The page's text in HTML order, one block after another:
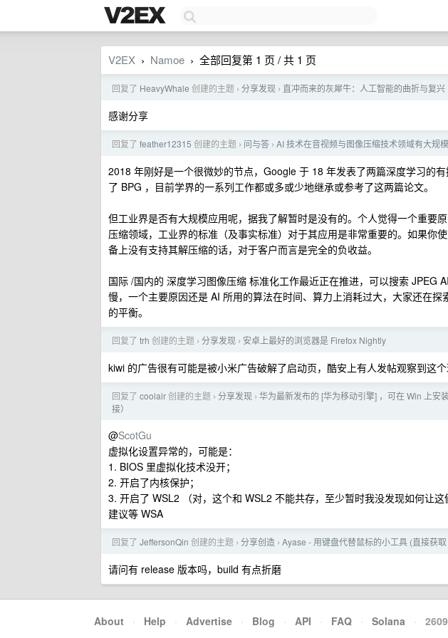
V2EX › Namoe › 全部回复第 1 页 / 共 1 页
回复了 HeavyWhale 创建的主题 › 分享发现 › 直冲而来的灰犀牛：人工智能的曲折与复兴
感谢分享
回复了 feather12315 创建的主题 › 问与答 › AI 技术在音视频与图像压缩技术领域有大规模
2018 年刚好是一个很微妙的节点，Google 于 18 年发表了两篇深度学习的
了 BPG ，目前学界的一系列工作都或多或少地继承或参考了这两篇论文。
但工业界是否有大规模应用呢，据我了解暂时是没有的。个人觉得一个重要
压缩领域，工业界的标准（及事实标准）对于其应用是非常重要的。如果你
备上没有支持其解压缩的话，对于客户而言是完全的负收益。
国际 /国内的 深度学习图像压缩 标准化工作最近正在推进，可以搜索 JPEG
慢，一个主要原因还是 AI 所用的算法在时间、算力上消耗过大，大家还在
的平衡。
回复了 trh 创建的主题 › 分享发现 › 安卓上最好的浏览器是 Firefox Nightly
kiwi 的广告很有可能是被小米广告破解了启动页，酷安上有人发帖观察到这
回复了 coolair创建的主题 › 分享发现 › 华为最新发布的 [华为移动引擎] ，可在 Win 上安
接）
@ScotGu
虚拟化设置异常的，可能是：
1. BIOS 里虚拟化技术没开；
2. 开启了内核保护；
3. 开启了 WSL2 （对，这个和 WSL2 不能共存，至少暂时我没发现如何让这
建议等 WSA
回复了 JeffersonQin 创建的主题 › 分享创造 › Ayase - 用键盘代替鼠标的小工具 (直接获取
请问有 release 版本吗，build 有点折磨
About · Help · Advertise · Blog · API · FAQ · Solana ·